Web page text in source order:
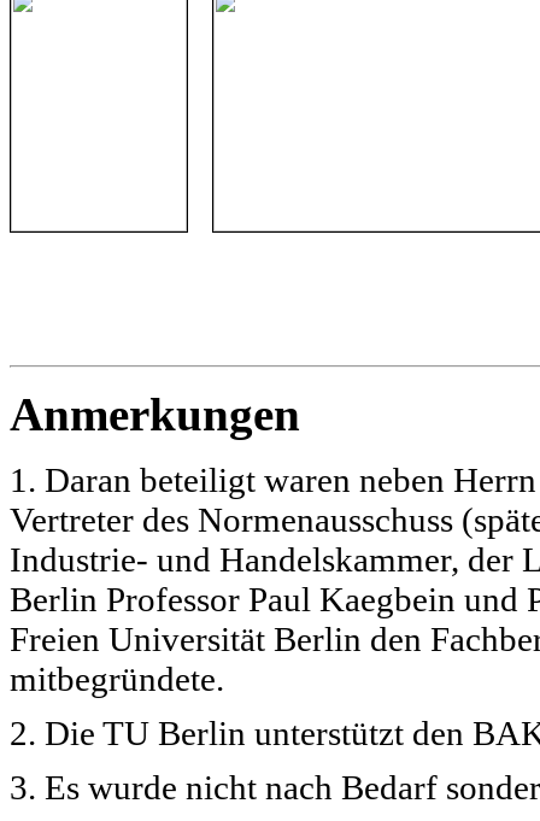
Anmerkungen
1. Daran beteiligt waren neben
Vertreter des Normenausschuss
Industrie- und Handelskammer, der
Berlin Professor Paul Kaegbein und
Freien Universität Berlin den
mitbegründete.
2. Die TU Berlin unterstützt den
3. Es wurde nicht nach Bedarf